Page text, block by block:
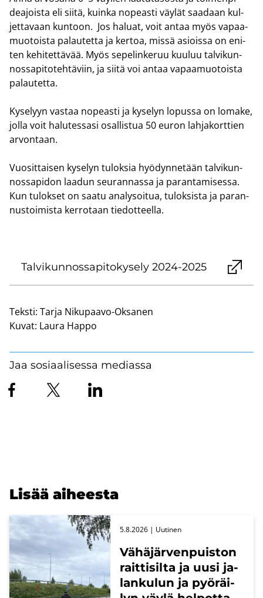
dea­jois­ta eli siitä, kuin­ka no­peas­ti väy­lät saa­daan kul­
jet­ta­vaan kun­toon. Jos ha­luat, voit antaa myös va­paa­
muo­tois­ta pa­lau­tet­ta ja ker­toa, missä asiois­sa on eni­
ten ke­hi­tet­tä­vää. Myös se­pe­lin­ke­ruu kuu­luu tal­vi­kun­
nos­sa­pi­to­teh­tä­viin, ja siitä voi antaa va­paa­muo­tois­ta
pa­lau­tet­ta.
Ky­se­lyyn vas­taa no­peas­ti ja ky­se­lyn lo­pus­sa on lo­ma­ke,
jolla voit ha­lu­tes­sa­si osal­lis­tua 50 euron lah­ja­kort­tien
ar­von­taan.
Vuo­sit­tai­sen ky­se­lyn tu­lok­sia hyö­dyn­ne­tään tal­vi­kun­
nos­sa­pi­don laa­dun seu­ran­nas­sa ja pa­ran­ta­mi­ses­sa.
Kun tu­lok­set on saatu ana­ly­soi­tua, tu­lok­sis­ta ja pa­ran­
nus­toi­mis­ta ker­ro­taan tie­dot­teel­la.
Tal­vi­kun­nos­sa­pi­to­ky­se­ly 2024-2025
Teksti: Tarja Nikupaavo-Oksanen
Kuvat: Laura Happo
Jaa sosiaalisessa mediassa
Lisää ai­hees­ta
Vä­hä­jär­ven­puis­ton
rait­ti­sil­ta ja uusi ja­
lan­ku­lun ja pyö­räi­
5.8.2026 | Uu­ti­nen